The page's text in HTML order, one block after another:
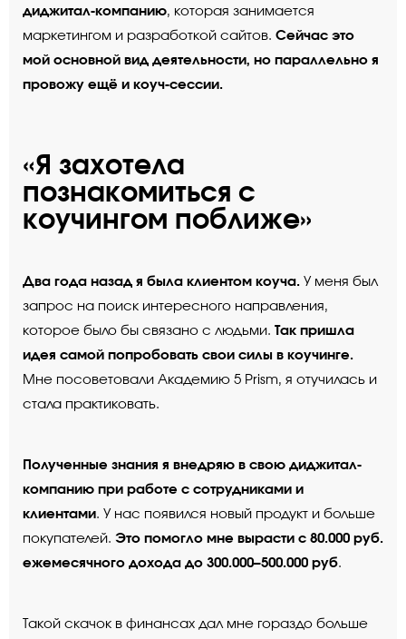
диджитал-компанию, которая занимается
маркетингом и разработкой сайтов. Сейчас это
мой основной вид деятельности, но параллельно я
провожу ещё и коуч-сессии.
«Я захотела
познакомиться с
коучингом поближе»
Два года назад я была клиентом коуча. У меня был
запрос на поиск интересного направления,
которое было бы связано с людьми. Так пришла
идея самой попробовать свои силы в коучинге.
Мне посоветовали Академию 5 Prism, я отучилась и
стала практиковать.
Полученные знания я внедряю в свою диджитал-
компанию при работе с сотрудниками и
клиентами. У нас появился новый продукт и больше
покупателей. Это помогло мне вырасти с 80.000 руб.
ежемесячного дохода до 300.000–500.000 руб.
Такой скачок в финансах дал мне гораздо больше